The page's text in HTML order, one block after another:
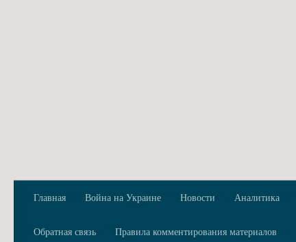
Главная Война на Украине Новости Аналитика
Обратная связь Правила комментирования материалов